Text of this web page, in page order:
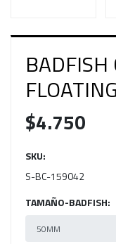
BADFISH
FLOATING
$4.750
SKU:
S-BC-159042
TAMAÑO-BADFISH: